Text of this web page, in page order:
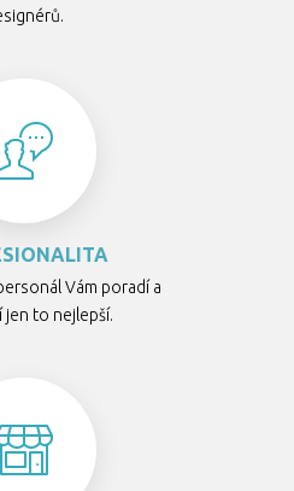
Vám poradí a
jen to nejlepší.